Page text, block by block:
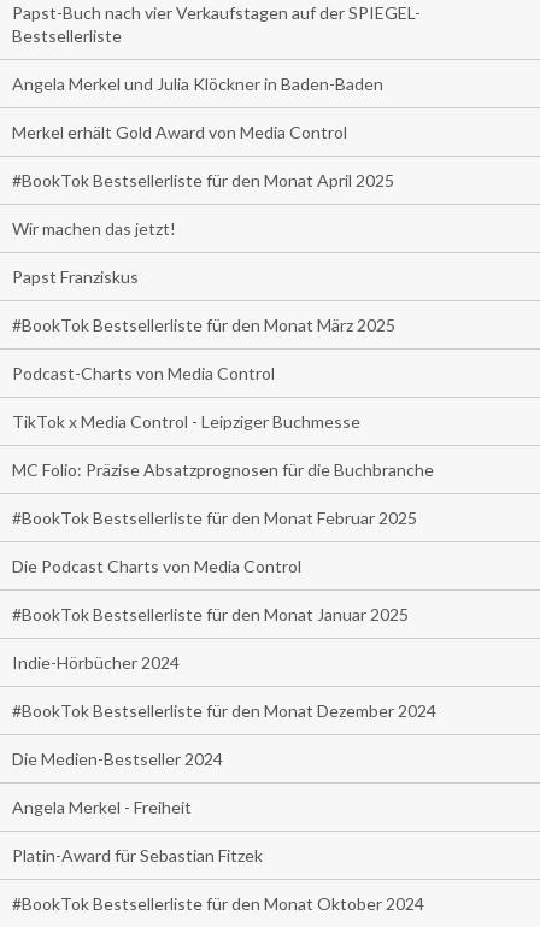
Papst-Buch nach vier Verkaufstagen auf der SPIEGEL-
Bestsellerliste
Angela Merkel und Julia Klöckner in Baden-Baden
Merkel erhält Gold Award von Media Control
#BookTok Bestsellerliste für den Monat April 2025
Wir machen das jetzt!
Papst Franziskus
#BookTok Bestsellerliste für den Monat März 2025
Podcast-Charts von Media Control
TikTok x Media Control - Leipziger Buchmesse
MC Folio: Präzise Absatzprognosen für die Buchbranche
#BookTok Bestsellerliste für den Monat Februar 2025
Die Podcast Charts von Media Control
#BookTok Bestsellerliste für den Monat Januar 2025
Indie-Hörbücher 2024
#BookTok Bestsellerliste für den Monat Dezember 2024
Die Medien-Bestseller 2024
Angela Merkel - Freiheit
Platin-Award für Sebastian Fitzek
#BookTok Bestsellerliste für den Monat Oktober 2024